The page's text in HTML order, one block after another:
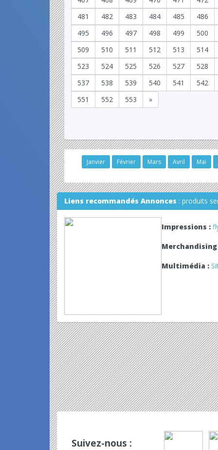
481
482 483 484 485
486
495
496 497 498 499
500
509
510 511 512 513
514
523
524 525 526 527
528
537
538 539 540 541
542
551
552 553 »
Janvier Février Mars Avril Mai
Liens recommandés Annonces : produits
Impressions :
Merchandising
Multimédia :
Suivez-nous :